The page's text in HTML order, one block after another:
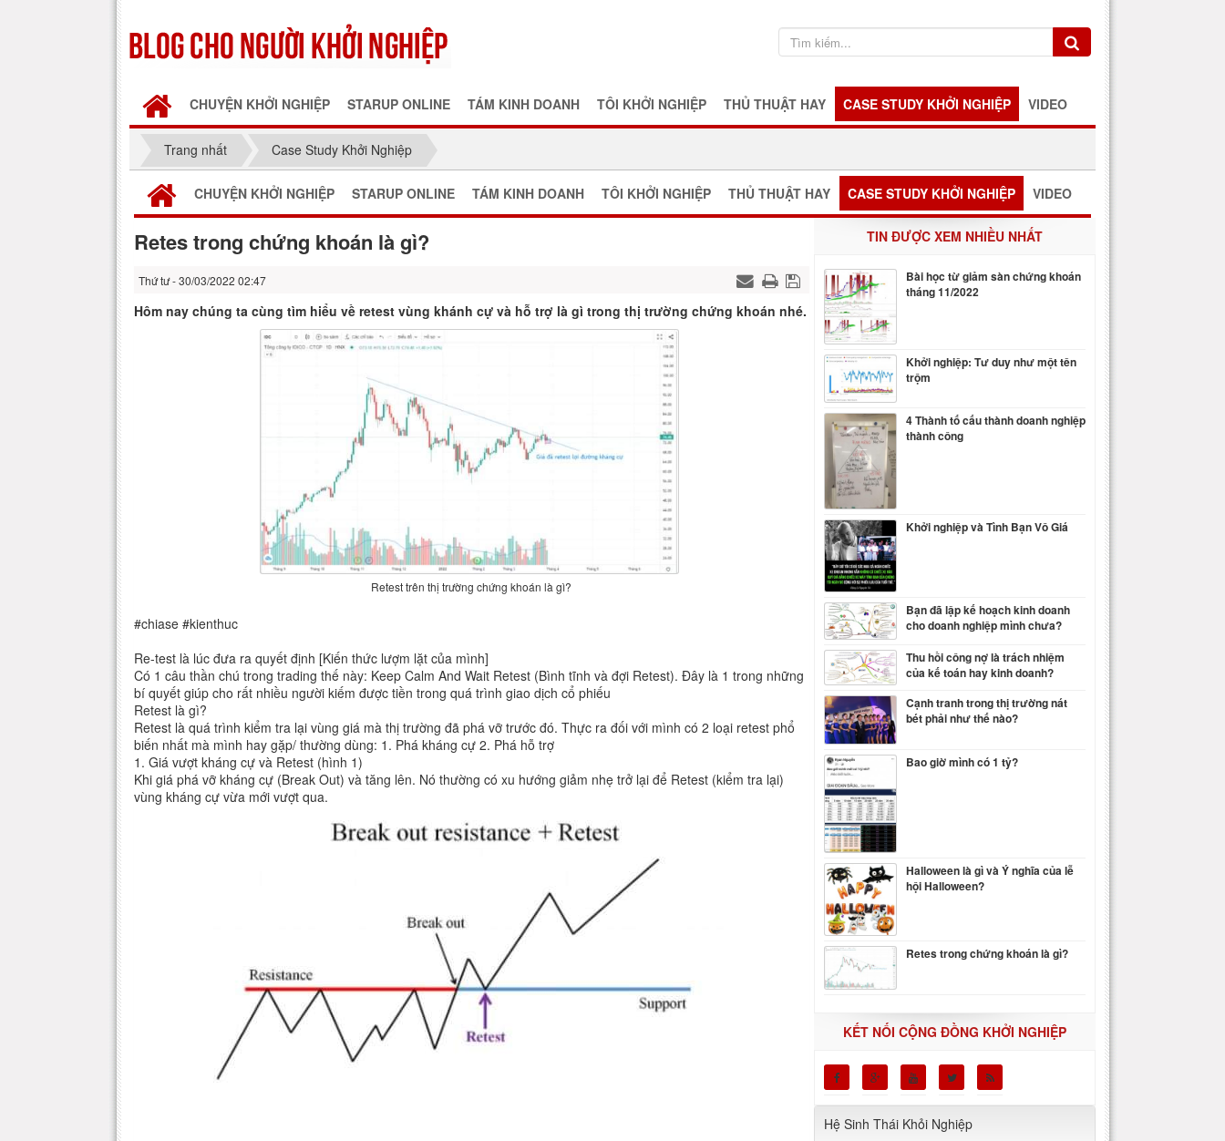
CHUYỆN KHỞI NGHIỆP STARUP ONLINE TÁM KINH DOANH TÔI KHỞI NGHIỆP THỦ THUẬT HAY CASE STUDY KHỞI NGHIỆP VIDEO
Trang nhất Case Study Khởi Nghiệp
CHUYỆN KHỞI NGHIỆP STARUP ONLINE TÁM KINH DOANH TÔI KHỞI NGHIỆP THỦ THUẬT HAY CASE STUDY KHỞI NGHIỆP VIDEO
Retes trong chứng khoán là gì?
Thứ tư - 30/03/2022 02:47
Hôm nay chúng ta cùng tìm hiểu về retest vùng khánh cự và hỗ trợ là gì trong thị trường chứng khoán nhé.
Retest trên thị trường chứng khoán là gì?
#chiase #kienthuc
Re-test là lúc đưa ra quyết định [Kiến thức lượm lặt của mình]
Có 1 câu thần chú trong trading thế này: Keep Calm And Wait Retest (Bình tĩnh và đợi Retest). Đây là 1 trong những
bí quyết giúp cho rất nhiều người kiếm được tiền trong quá trình giao dịch cổ phiếu
Retest là gì?
Retest là quá trình kiểm tra lại vùng giá mà thị trường đã phá vỡ trước đó. Thực ra đối với mình có 2 loại retest phổ
biến nhất mà mình hay gặp/ thường dùng: 1. Phá kháng cự 2. Phá hỗ trợ
1. Giá vượt kháng cự và Retest (hình 1)
Khi giá phá vỡ kháng cự (Break Out) và tăng lên. Nó thường có xu hướng giảm nhẹ trở lại để Retest (kiểm tra lại)
vùng kháng cự vừa mới vượt qua.
TIN ĐƯỢC XEM NHIỀU NHẤT
Bài học từ giảm sàn chứng khoán
tháng 11/2022
Khởi nghiệp: Tư duy như một tên
trộm
4 Thành tố cấu thành doanh nghiệp
thành công
Khởi nghiệp và Tình Bạn Vô Giá
Bạn đã lập kế hoạch kinh doanh
cho doanh nghiệp mình chưa?
Thu hồi công nợ là trách nhiệm
của kế toán hay kinh doanh?
Cạnh tranh trong thị trường nát
bét phải như thế nào?
Bao giờ mình có 1 tỷ?
Halloween là gì và Ý nghĩa của lễ
hội Halloween?
Retes trong chứng khoán là gì?
KẾT NỐI CỘNG ĐỒNG KHỞI NGHIỆP
Hệ Sinh Thái Khỏi Nghiệp